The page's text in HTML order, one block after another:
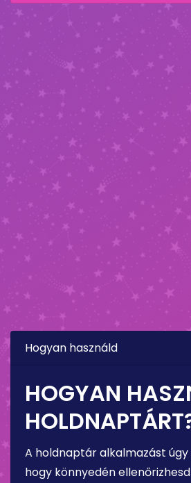
Hogyan használd
HOGYAN
A holdnaptár alkalmazást
hogy könnyedén